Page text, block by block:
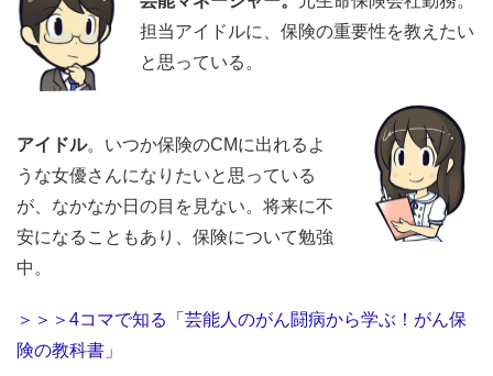
担当アイドルに、保険の重要性を教えたい
と思っている。
アイドル。いつか保険のCMに出れるよ
うな女優さんになりたいと思っている
が、なかなか日の目を見ない。将来に不
安になることもあり、保険について勉強
中。
＞＞＞4コマで知る「芸能人のがん闘病から学ぶ！がん保
険の教科書」